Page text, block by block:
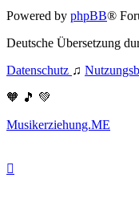
Powered by phpBB®
Deutsche Übersetzung
Datenschutz ♫
🧡 🎵 💚
Musikerziehung.ME